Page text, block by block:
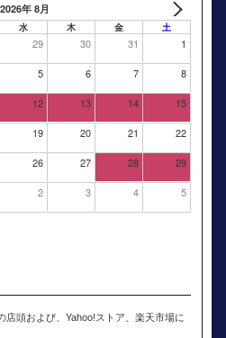
2026年 8月
水 木 金 土
29 30 31 1
5 6 7 8
12 13 14 15
19 20 21 22
26 27 28 29
2 3 4 5
店頭および、Yahoo!ストア、楽天市場に